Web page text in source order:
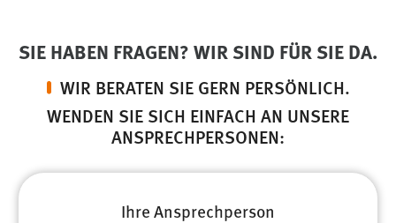
SIE HABEN FRAGEN? WIR SIND FÜR SIE DA.
WIR BERATEN SIE GERN PERSÖNLICH.
WENDEN SIE SICH EINFACH AN UNSERE
ANSPRECHPERSONEN:
Ihre Ansprechperson
YouTube
Vimeo